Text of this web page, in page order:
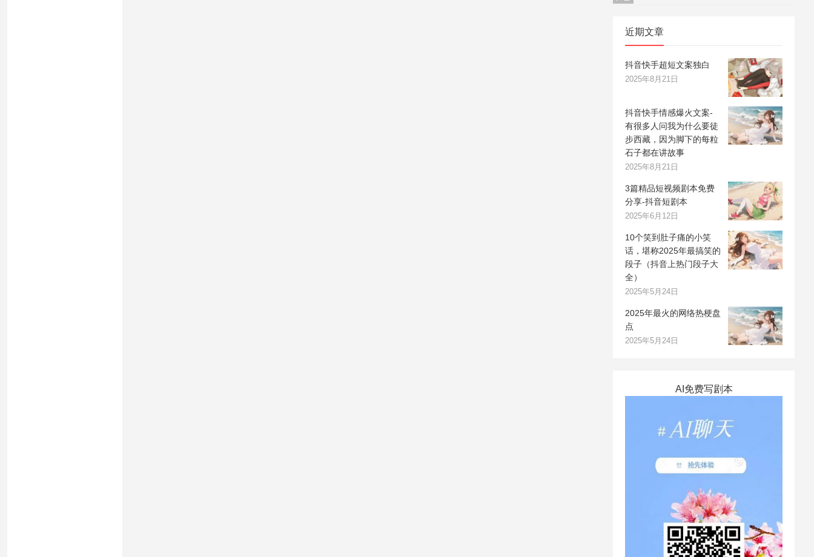
近期文章
抖音快手超短文案独白
2025年8月21日
抖音快手情感爆火文案-
有很多人问我为什么要徒
步西藏，因为脚下的每粒
石子都在讲故事
2025年8月21日
3篇精品短视频剧本免费
分享-抖音短剧本
2025年6月12日
10个笑到肚子痛的小笑
话，堪称2025年最搞笑的
段子（抖音上热门段子大
全）
2025年5月24日
2025年最火的网络热梗盘
点
2025年5月24日
AI免费写剧本